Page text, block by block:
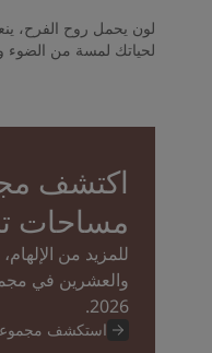
لون يحمل روح الفرح،
لحياتك لمسة من الضوء
اكتشف
مساحات
للمزيد من
والعشرين في
2026.
استكشف مجموعة